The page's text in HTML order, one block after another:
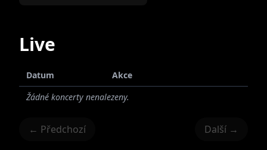
Live
Datum
Akce
Žádné koncerty nenalezeny.
← Předchozí Další →